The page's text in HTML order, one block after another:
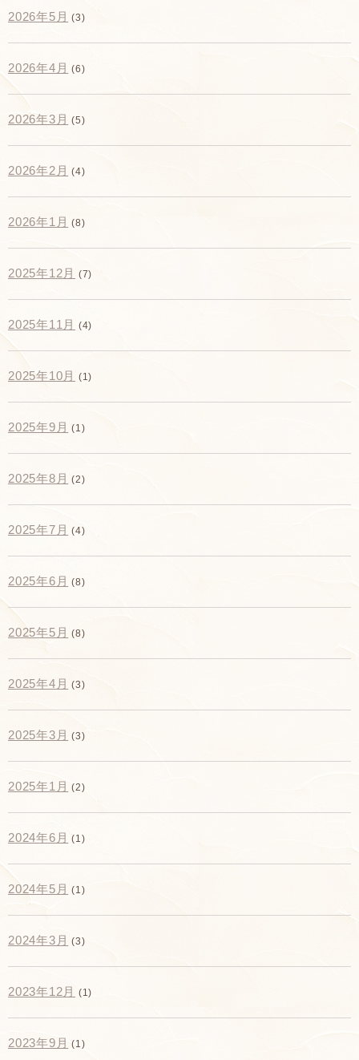
2026年5月 (3)
2026年4月 (6)
2026年3月 (5)
2026年2月 (4)
2026年1月 (8)
2025年12月 (7)
2025年11月 (4)
2025年10月 (1)
2025年9月 (1)
2025年8月 (2)
2025年7月 (4)
2025年6月 (8)
2025年5月 (8)
2025年4月 (3)
2025年3月 (3)
2025年1月 (2)
2024年6月 (1)
2024年5月 (1)
2024年3月 (3)
2023年12月 (1)
2023年9月 (1)